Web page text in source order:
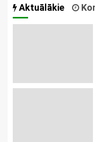
Aktuālākie